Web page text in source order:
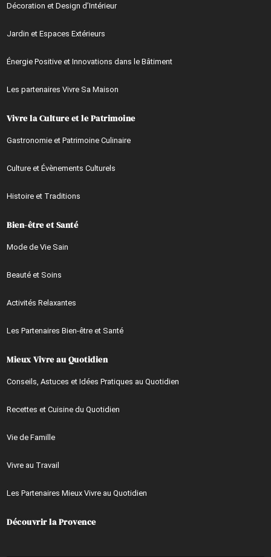
Décoration et Design d’Intérieur
Jardin et Espaces Extérieurs
Énergie Positive et Innovations dans le Bâtiment
Les partenaires Vivre Sa Maison
Vivre la Culture et le Patrimoine
Gastronomie et Patrimoine Culinaire
Culture et Évènements Culturels
Histoire et Traditions
Bien-être et Santé
Mode de Vie Sain
Beauté et Soins
Activités Relaxantes
Les Partenaires Bien-être et Santé
Mieux Vivre au Quotidien
Conseils, Astuces et Idées Pratiques au Quotidien
Recettes et Cuisine du Quotidien
Vie de Famille
Vivre au Travail
Les Partenaires Mieux Vivre au Quotidien
Découvrir la Provence